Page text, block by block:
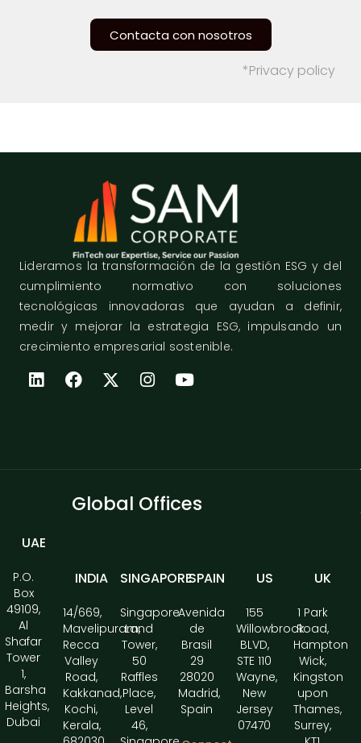
Contacta con nosotros
*Privacy policy
Lideramos la transformación de la gestión ESG y del
cumplimiento normativo con soluciones
tecnológicas innovadoras que ayudan a definir,
medir y mejorar la estrategia ESG, impulsando un
crecimiento empresarial sostenible.
Global Offices
UAE
P.O.
Box
49109,
Al
Shafar
Tower
1,
Barsha
Heights,
Dubai
INDIA
14/669,
Mavelipuram,
Recca
Valley
Road,
Kakkanad,
Kochi,
Kerala,
SINGAPORE
Singapore
Land
Tower,
50
Raffles
Place,
Level
46,
SPAIN
Avenida
de
Brasil
29
28020
Madrid,
Spain
US
155
Willowbrook
BLVD,
STE 110
Wayne,
New
Jersey
07470
UK
1 Park
Road,
Hampton
Wick,
Kingston
upon
Thames,
Surrey,